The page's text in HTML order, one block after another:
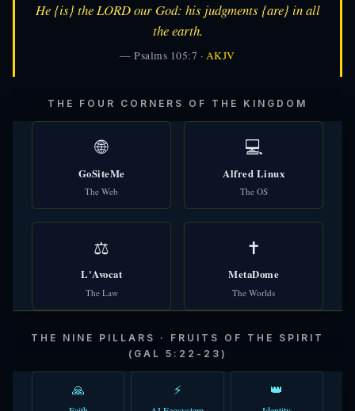
He {is} the LORD our God: his judgments {are} in all
the earth.
— Psalms 105:7 · AKJV
THE FOUR CORNERS OF THE KINGDOM
🌐
GoSiteMe
The Web
💻
Alfred Linux
The OS
⚖️
L'Avocat
The Law
✝️
MetaDome
The Worlds
THE NINE PILLARS · FRUITS OF THE SPIRIT
(GAL 5:22-23)
🙏 ⚡ 👑